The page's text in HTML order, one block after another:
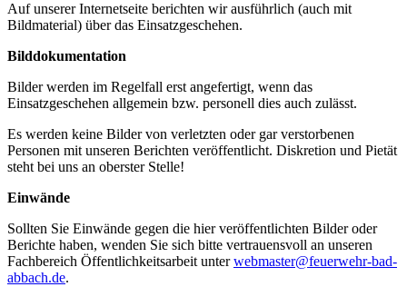
Auf unserer Internetseite berichten wir ausführlich (auch mit
Bildmaterial) über das Einsatzgeschehen.
Bilddokumentation
Bilder werden im Regelfall erst angefertigt, wenn das
Einsatzgeschehen allgemein bzw. personell dies auch zulässt.
Es werden keine Bilder von verletzten oder gar verstorbenen
Personen mit unseren Berichten veröffentlicht. Diskretion und Pietät
steht bei uns an oberster Stelle!
Einwände
Sollten Sie Einwände gegen die hier veröffentlichten Bilder oder
Berichte haben, wenden Sie sich bitte vertrauensvoll an unseren
Fachbereich Öffentlichkeitsarbeit unterwebmaster@feuerwehr-bad-
abbach.de.